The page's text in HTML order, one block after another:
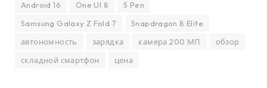
Android 16 One UI 8
S Pen
Samsung Galaxy Z Fold 7
Snapdragon 8 Elite
автономность
зарядка камера 200 МП
обзор
складной смартфон
цена